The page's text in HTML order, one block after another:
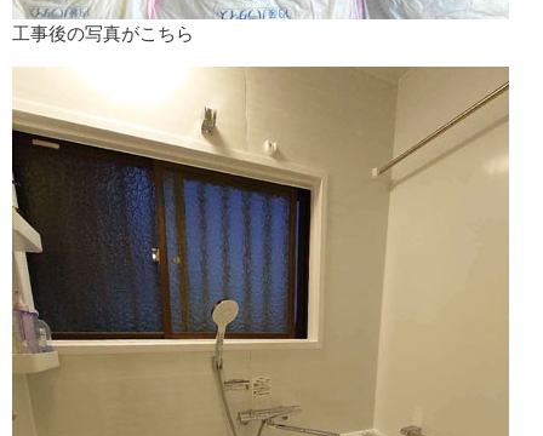
工事後の写真がこちら